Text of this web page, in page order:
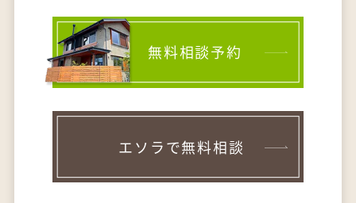
無料相談予約
エソラで無料相談